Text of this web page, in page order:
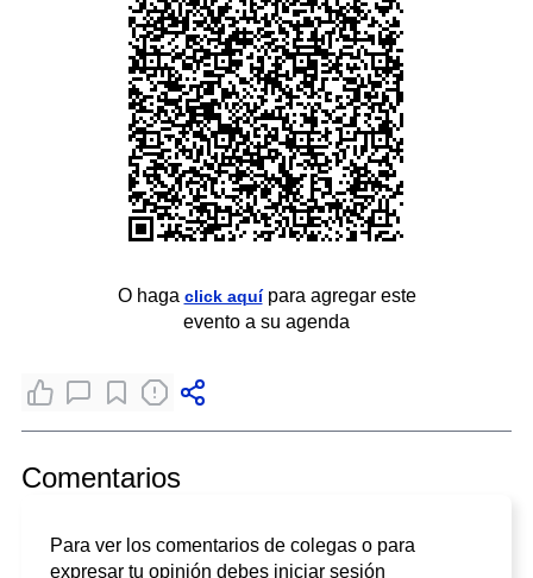
O haga click aquípara agregar este
evento a su agenda
Comentarios
Para ver los comentarios de colegas o para
expresar tu opinión debes iniciar sesión